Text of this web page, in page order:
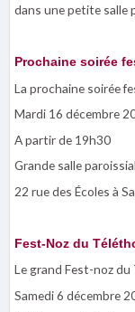
dans une petite salle
Prochaine soirée
La prochaine soirée
Mardi 16 décembre
A partir de 19h30
Grande salle
22 rue des Écoles à
Fest-Noz du
Le grand Fest-noz du
Samedi 6 décembre